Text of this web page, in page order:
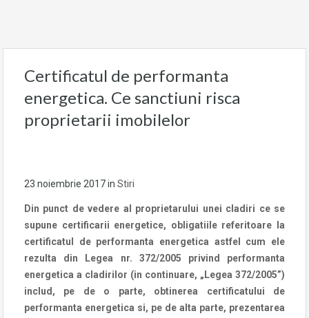
Certificatul de performanta
energetica. Ce sanctiuni risca
proprietarii imobilelor
23 noiembrie 2017in Stiri
Din punct de vedere al proprietarului unei cladiri ce se
supune certificarii energetice, obligatiile referitoare la
certificatul de performanta energetica astfel cum ele
rezulta din Legea nr. 372/2005 privind performanta
energetica a cladirilor (in continuare, „Legea 372/2005”)
includ, pe de o parte, obtinerea certificatului de
performanta energetica si, pe de alta parte, prezentarea